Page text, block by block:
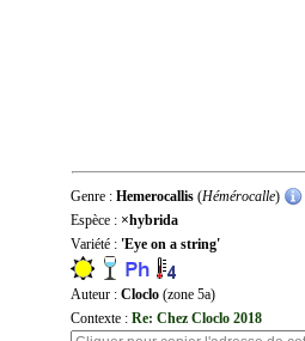
Genre : Hemerocallis (Hémérocalle)
Espèce : ×hybrida
Variété : 'Eye on a string'
Auteur : Cloclo (zone 5a)
Contexte : Re: Chez Cloclo 2018